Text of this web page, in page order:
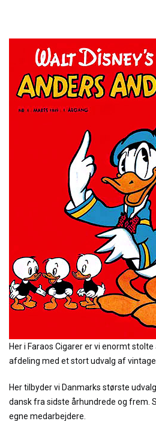
Her i Faraos Cigarer er vi enormt
afdeling med et stort udvalg af
Her tilbyder vi Danmarks største
dansk fra sidste århundrede og frem.
egne medarbejdere.